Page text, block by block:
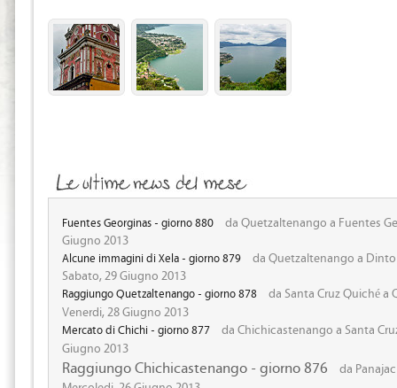
Fuentes Georginas - giorno 880
da Quetzaltenango a Fuentes
Giugno 2013
Alcune immagini di Xela - giorno 879
da Quetzaltenango a
Sabato, 29 Giugno 2013
Raggiungo Quetzaltenango - giorno 878
da Santa Cruz Quiché
Venerdi, 28 Giugno 2013
Mercato di Chichi - giorno 877
da Chichicastenango a Santa
Giugno 2013
Raggiungo Chichicastenango - giorno 876
da